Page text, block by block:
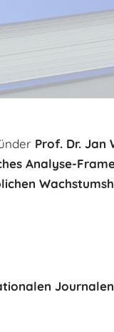
Prof. Dr. Jan
Analyse-
Journalen